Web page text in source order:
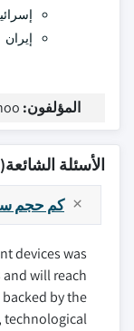
إيران
المؤلفون:
الأسئلة الشائعة(FAQ):
كم حجم
devices was
and will reach
by the
technological